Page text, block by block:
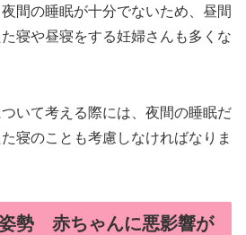
間の睡眠が十分でないため、昼間
寝や昼寝をする妊婦さんも多くな
いて考える際には、夜間の睡眠だ
寝のことも考慮しなければなりま
勢 赤ちゃんに悪影響が